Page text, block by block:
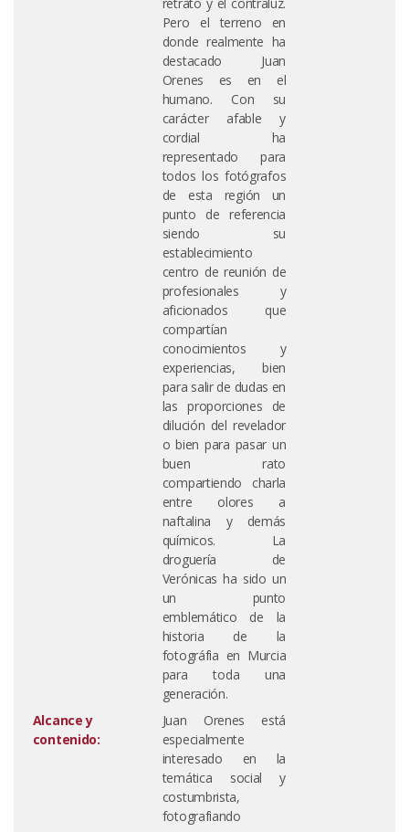
Pero el terreno en
donde realmente ha
destacado Juan
Orenes es en el
humano. Con su
carácter afable y
cordial ha
representado para
todos los fotógrafos
de esta región un
punto de referencia
siendo su
establecimiento
centro de reunión de
profesionales y
aficionados que
compartían
conocimientos y
experiencias, bien
para salir de dudas en
las proporciones de
dilución del revelador
o bien para pasar un
buen rato
compartiendo charla
entre olores a
naftalina y demás
químicos. La
droguería de
Verónicas ha sido un
un punto
emblemático de la
historia de la
fotográfia en Murcia
para toda una
generación.
Alcance y
contenido:
Juan Orenes está
especialmente
interesado en la
temática social y
costumbrista,
fotografiando